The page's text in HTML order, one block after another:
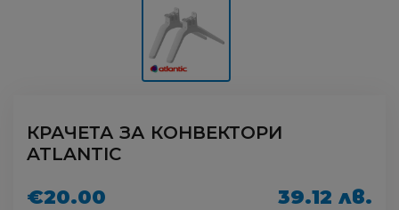
КРАЧЕТА ЗА КОНВЕКТОРИ
ATLANTIC
€20.00 39.12 лв.